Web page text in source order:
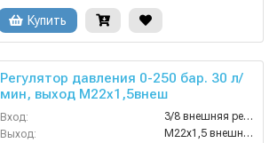
Купить
Регулятор давления 0-250 бар. 30 л/
мин, выход M22х1,5внеш
Вход:
3/8 внешняя резьба
Выход:
M22х1,5 внешняя резьба